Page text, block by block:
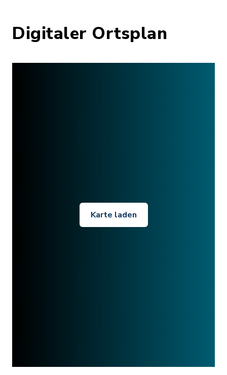
Digitaler Ortsplan
Karte laden